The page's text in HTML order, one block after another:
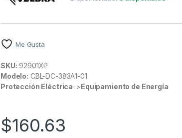
Me Gusta
SKU: 92901XP
Modelo: CBL-DC-383A1-01
Protección Eléctrica->Equipamiento de Energía
$160.63